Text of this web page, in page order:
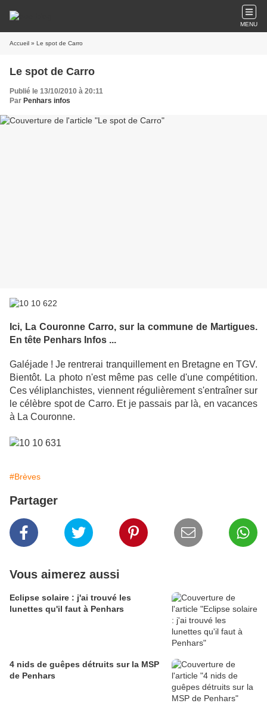
MENU
Accueil » Le spot de Carro
Le spot de Carro
Publié le 13/10/2010 à 20:11
Par Penhars infos
Ici, La Couronne Carro, sur la commune de Martigues.
En tête Penhars Infos ...
Galéjade ! Je rentrerai tranquillement en Bretagne en TGV.
Bientôt. La photo n'est même pas celle d'une compétition.
Ces véliplanchistes, viennent régulièrement s'entraîner sur
le célèbre spot de Carro. Et je passais par là, en vacances
à La Couronne.
#Brèves
Partager
Vous aimerez aussi
Eclipse solaire : j'ai trouvé les
lunettes qu'il faut à Penhars
4 nids de guêpes détruits sur la MSP
de Penhars